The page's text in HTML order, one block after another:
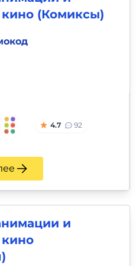
(Комиксы)
4.7 92
и